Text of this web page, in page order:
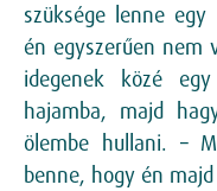
szüksége lenne
én egyszerűen nem
idegenek közé
hajamba, majd
ölembe hullani. –
benne, hogy én